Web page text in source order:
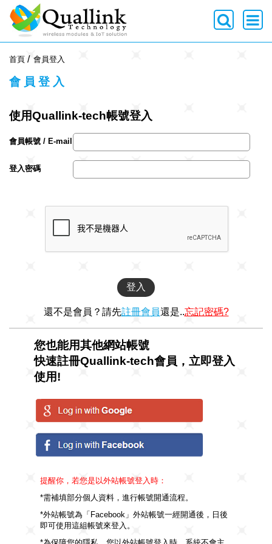
首頁 會員登入
會員登入
使用Quallink-tech帳號登入
會員帳號 / E-mail
登入密碼
還不是會員？請先註冊會員還是..忘記密碼?
您也能用其他網站帳號
快速註冊Quallink-tech會員，立即登入
使用!
提醒你，若您是以外站帳號登入時：
*需補填部分個人資料，進行帳號開通流程。
*外站帳號為「Facebook」外站帳號一經開通後，日後
即可使用這組帳號來登入。